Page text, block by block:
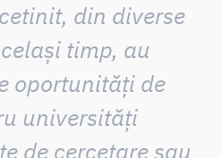
din diverse
timp, au
oportunități de
universități
de cercetare sau